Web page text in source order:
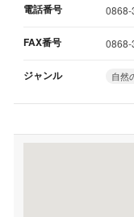
電話番号 0868-
FAX番号 0868-
ジャンル 自然